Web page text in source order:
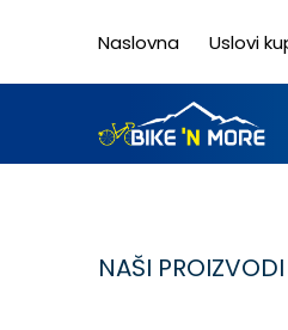
Naslovna Uslovi
NAŠI PROIZVODI